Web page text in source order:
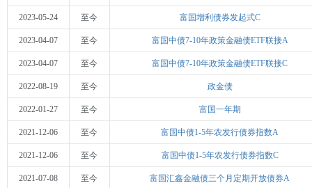
2023-05-24 至今 富国增利债券发起式C
2023-04-07 至今 富国中债7-10年政策金融债ETF联接A
2023-04-07 至今 富国中债7-10年政策金融债ETF联接C
2022-08-19 至今 政金债
2022-01-27 至今 富国一年期
2021-12-06 至今 富国中债1-5年农发行债券指数A
2021-12-06 至今 富国中债1-5年农发行债券指数C
2021-07-08 至今 富国汇鑫金融债三个月定期开放债券A